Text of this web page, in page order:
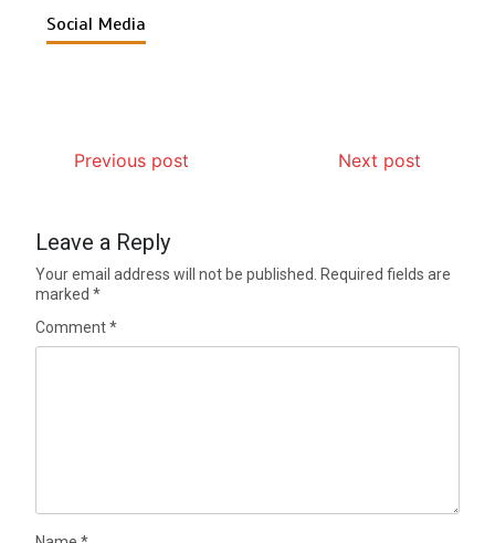
Social Media
Previous post Next post
Leave a Reply
Your email address will not be published.
Required fields are
marked*
Comment*